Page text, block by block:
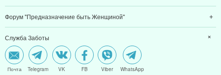
Форум "Предназначение быть Женщиной"
Служба Заботы
Почта Telegram VK FB Viber WhatsApp